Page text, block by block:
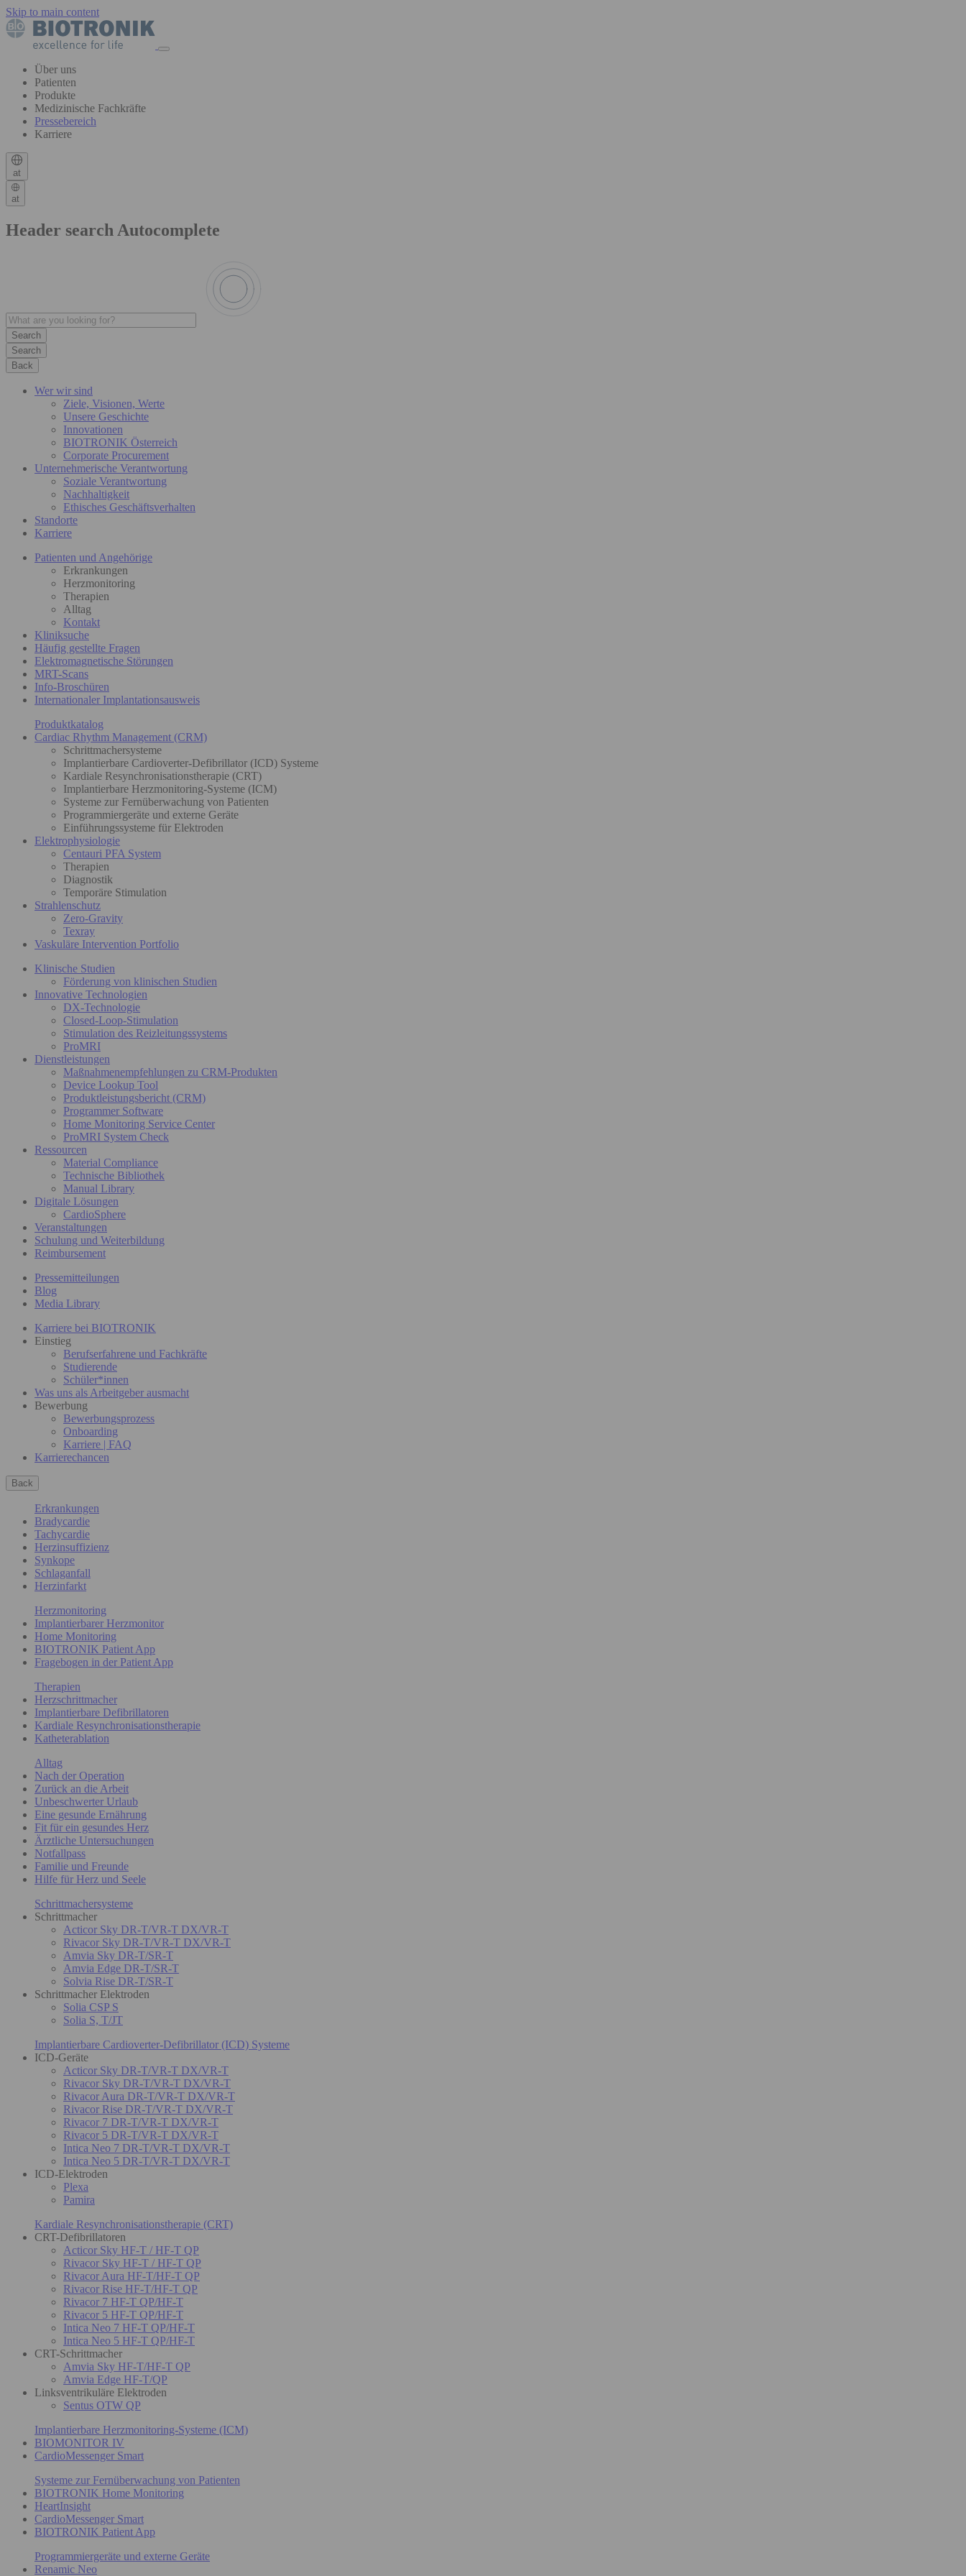
Skip to main content
Über uns
Patienten
Produkte
Medizinische Fachkräfte
Pressebereich
Karriere
at
at
Header search Autocomplete
Search
Back
Wer wir sind
Ziele, Visionen, Werte
Unsere Geschichte
Innovationen
BIOTRONIK Österreich
Corporate Procurement
Unternehmerische Verantwortung
Soziale Verantwortung
Nachhaltigkeit
Ethisches Geschäftsverhalten
Standorte
Karriere
Patienten und Angehörige
Erkrankungen
Herzmonitoring
Therapien
Alltag
Kontakt
Kliniksuche
Häufig gestellte Fragen
Elektromagnetische Störungen
MRT-Scans
Info-Broschüren
Internationaler Implantationsausweis
Produktkatalog
Cardiac Rhythm Management (CRM)
Schrittmachersysteme
Implantierbare Cardioverter-Defibrillator (ICD) Systeme
Kardiale Resynchronisationstherapie (CRT)
Implantierbare Herzmonitoring-Systeme (ICM)
Systeme zur Fernüberwachung von Patienten
Programmiergeräte und externe Geräte
Einführungssysteme für Elektroden
Elektrophysiologie
Centauri PFA System
Therapien
Diagnostik
Temporäre Stimulation
Strahlenschutz
Zero-Gravity
Texray
Vaskuläre Intervention Portfolio
Klinische Studien
Förderung von klinischen Studien
Innovative Technologien
DX-Technologie
Closed-Loop-Stimulation
Stimulation des Reizleitungssystems
ProMRI
Dienstleistungen
Maßnahmenempfehlungen zu CRM-Produkten
Device Lookup Tool
Produktleistungsbericht (CRM)
Programmer Software
Home Monitoring Service Center
ProMRI System Check
Ressourcen
Material Compliance
Technische Bibliothek
Manual Library
Digitale Lösungen
CardioSphere
Veranstaltungen
Schulung und Weiterbildung
Reimbursement
Pressemitteilungen
Blog
Media Library
Karriere bei BIOTRONIK
Einstieg
Berufserfahrene und Fachkräfte
Studierende
Schüler*innen
Was uns als Arbeitgeber ausmacht
Bewerbung
Bewerbungsprozess
Onboarding
Karriere | FAQ
Karrierechancen
Back
Erkrankungen
Bradycardie
Tachycardie
Herzinsuffizienz
Synkope
Schlaganfall
Herzinfarkt
Herzmonitoring
Implantierbarer Herzmonitor
Home Monitoring
BIOTRONIK Patient App
Fragebogen in der Patient App
Therapien
Herzschrittmacher
Implantierbare Defibrillatoren
Kardiale Resynchronisationstherapie
Katheterablation
Alltag
Nach der Operation
Zurück an die Arbeit
Unbeschwerter Urlaub
Eine gesunde Ernährung
Fit für ein gesundes Herz
Ärztliche Untersuchungen
Notfallpass
Familie und Freunde
Hilfe für Herz und Seele
Schrittmachersysteme
Schrittmacher
Acticor Sky DR-T/VR-T DX/VR-T
Rivacor Sky DR-T/VR-T DX/VR-T
Amvia Sky DR-T/SR-T
Amvia Edge DR-T/SR-T
Solvia Rise DR-T/SR-T
Schrittmacher Elektroden
Solia CSP S
Solia S, T/JT
Implantierbare Cardioverter-Defibrillator (ICD) Systeme
ICD-Geräte
Acticor Sky DR-T/VR-T DX/VR-T
Rivacor Sky DR-T/VR-T DX/VR-T
Rivacor Aura DR-T/VR-T DX/VR-T
Rivacor Rise DR-T/VR-T DX/VR-T
Rivacor 7 DR-T/VR-T DX/VR-T
Rivacor 5 DR-T/VR-T DX/VR-T
Intica Neo 7 DR-T/VR-T DX/VR-T
Intica Neo 5 DR-T/VR-T DX/VR-T
ICD-Elektroden
Plexa
Pamira
Kardiale Resynchronisationstherapie (CRT)
CRT-Defibrillatoren
Acticor Sky HF-T / HF-T QP
Rivacor Sky HF-T / HF-T QP
Rivacor Aura HF-T/HF-T QP
Rivacor Rise HF-T/HF-T QP
Rivacor 7 HF-T QP/HF-T
Rivacor 5 HF-T QP/HF-T
Intica Neo 7 HF-T QP/HF-T
Intica Neo 5 HF-T QP/HF-T
CRT-Schrittmacher
Amvia Sky HF-T/HF-T QP
Amvia Edge HF-T/QP
Linksventrikuläre Elektroden
Sentus OTW QP
Implantierbare Herzmonitoring-Systeme (ICM)
BIOMONITOR IV
CardioMessenger Smart
Systeme zur Fernüberwachung von Patienten
BIOTRONIK Home Monitoring
HeartInsight
CardioMessenger Smart
BIOTRONIK Patient App
Programmiergeräte und externe Geräte
Renamic Neo